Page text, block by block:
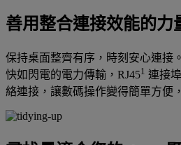
善用整合連接效能的力
保持桌面整齊有序，時刻安心連接
快如閃電的電力傳輸，RJ451 連接
絡連接，讓數碼操作變得簡單方便